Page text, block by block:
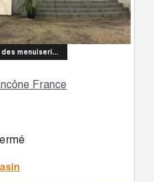
menuiseries
France